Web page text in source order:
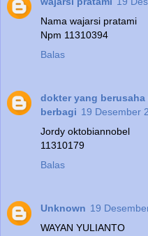
Nama wajarsi pratami
Npm 11310394
Balas
dokter yang
berbagi 19 Desember
Jordy oktobiannobel
11310179
Balas
Unknown 19
WAYAN YULIANTO